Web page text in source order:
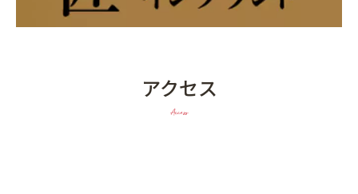
アクセス
Access